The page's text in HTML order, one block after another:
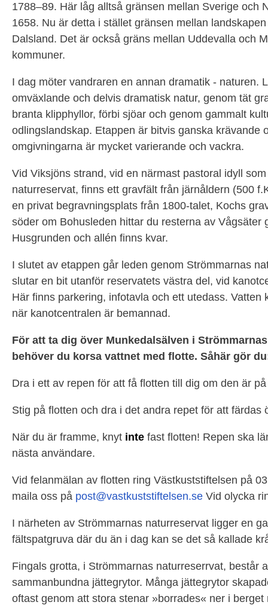
1788–89. Här låg alltså gränsen mellan Sverige och
1658. Nu är detta i stället gränsen mellan
Dalsland. Det är också gräns mellan Uddevalla och
kommuner.
I dag möter vandraren en annan dramatik - naturen.
omväxlande och delvis dramatisk natur, genom tät
branta klipphyllor, förbi sjöar och genom gammalt
odlingslandskap. Etappen är bitvis ganska krävande
omgivningarna är mycket varierande och vackra.
Vid Viksjöns strand, vid en närmast pastoral idyll
naturreservat, finns ett gravfält från järnåldern (500
en privat begravningsplats från 1800-talet, Kochs
söder om Bohusleden hittar du resterna av Vågsäter
Husgrunden och allén finns kvar.
I slutet av etappen går leden genom Strömmarnas
slutar en bit utanför reservatets västra del, vid
Här finns parkering, infotavla och ett utedass. Vatten
när kanotcentralen är bemannad.
För att ta dig över Munkedalsälven i
behöver du korsa vattnet med flotte. Såhär gör
Dra i ett av repen för att få flotten till dig om den är
Stig på flotten och dra i det andra repet för att färdas
När du är framme, knyt inte fast flotten! Repen ska
nästa användare.
Vid felanmälan av flotten ring Västkuststiftelsen på
maila oss på post@vastkuststiftelsen.se Vid olycka
I närheten av Strömmarnas naturreservat ligger en
fältspatgruva där du än i dag kan se det så kallade
Fingals grotta, i Strömmarnas naturreserrvat, består
sammanbundna jättegrytor. Många jättegrytor
oftast genom att stora stenar »borrades« ner i berget